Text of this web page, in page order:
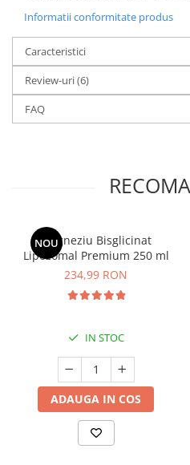
Informatii conformitate produs
Caracteristici
Review-uri(6)
FAQ
NOU
Magneziu Bisglicinat
Lipozomal Premium 250 ml
234,99 RON
IN STOC
ADAUGA IN COS